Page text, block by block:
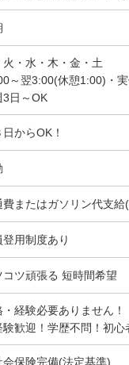
火・水・木・金・土
～翌3:00(休憩1:00)・
3日～OK
からOK！
費またはガソリン代支
登用制度あり
コツ頑張る 短時間希望
・経験必要ありません！
験歓迎！学歴不問！初心
会保険完備(法定基準)